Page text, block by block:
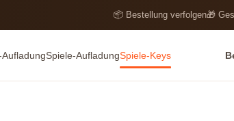
📦 Bestellung verfolgen🎁
Spiele-AufladungSpiele-Keys